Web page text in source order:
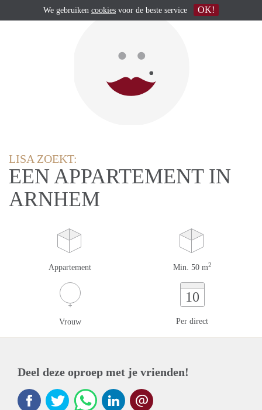
LISA ZOEKT:
EEN APPARTEMENT IN
ARNHEM
Appartement Min. 50 m2
Vrouw
10
Per direct
Deel deze oproep met je vrienden!
We gebruiken cookies voor de beste service OK!